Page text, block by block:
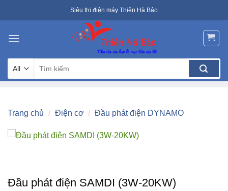
to
Siêu thị điện máy Thiên Hà Bảo
kiếm:
Trang chủ / Điện cơ / Đầu phát điện DYNAMO
Đầu phát điện SAMDI (3W-20KW)